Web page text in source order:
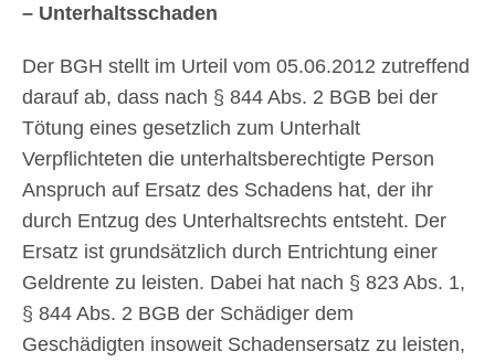
– Unterhaltsschaden
Der BGH stellt im Urteil vom 05.06.2012 zutreffend
darauf ab, dass nach § 844 Abs. 2 BGB bei der
Tötung eines gesetzlich zum Unterhalt
Verpflichteten die unterhaltsberechtigte Person
Anspruch auf Ersatz des Schadens hat, der ihr
durch Entzug des Unterhaltsrechts entsteht. Der
Ersatz ist grundsätzlich durch Entrichtung einer
Geldrente zu leisten. Dabei hat nach § 823 Abs. 1,
§ 844 Abs. 2 BGB der Schädiger dem
Geschädigten insoweit Schadensersatz zu leisten,